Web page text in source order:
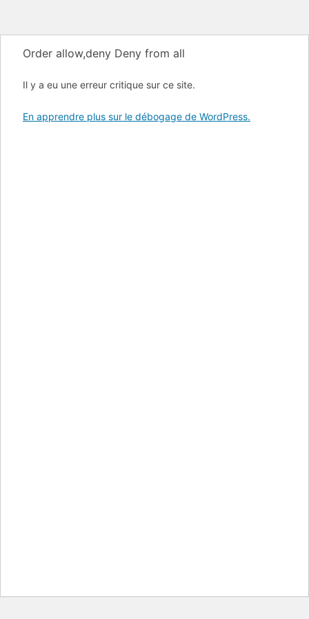
Order allow,deny Deny from all
Il y a eu une erreur critique sur ce site.
En apprendre plus sur le débogage de WordPress.